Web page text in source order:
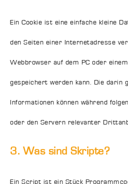
Ein Cookie ist eine einfache kleine
den Seiten einer Internetadresse
Webbrowser auf dem PC oder
gespeichert werden kann. Die darin
Informationen können während
oder den Servern relevanter
3. Was sind Skripte?
Ein Script ist ein Stück